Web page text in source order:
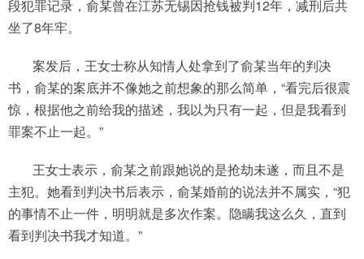
段犯罪记录，俞某曾在江苏无锡因抢钱被判12年，减刑后共
坐了8年牢。
案发后，王女士称从知情人处拿到了俞某当年的判决
书，俞某的案底并不像她之前想象的那么简单，“看完后很震
惊，根据他之前给我的描述，我以为只有一起，但是我看到
罪案不止一起。”
王女士表示，俞某之前跟她说的是抢劫未遂，而且不是
主犯。她看到判决书后表示，俞某婚前的说法并不属实，“犯
的事情不止一件，明明就是多次作案。隐瞒我这么久，直到
看到判决书我才知道。”